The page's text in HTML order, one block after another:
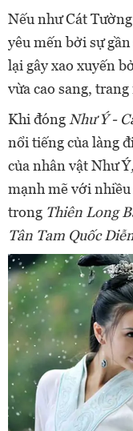
Nếu như Cát
yêu mến bởi sự
lại gây xao xuyến
vừa cao sang,
Khi đóngNhư Ý -
nổi tiếng của làng
của nhân vật Như Ý,
mạnh mẽ với
trong Thiên Long
Tân Tam Quốc